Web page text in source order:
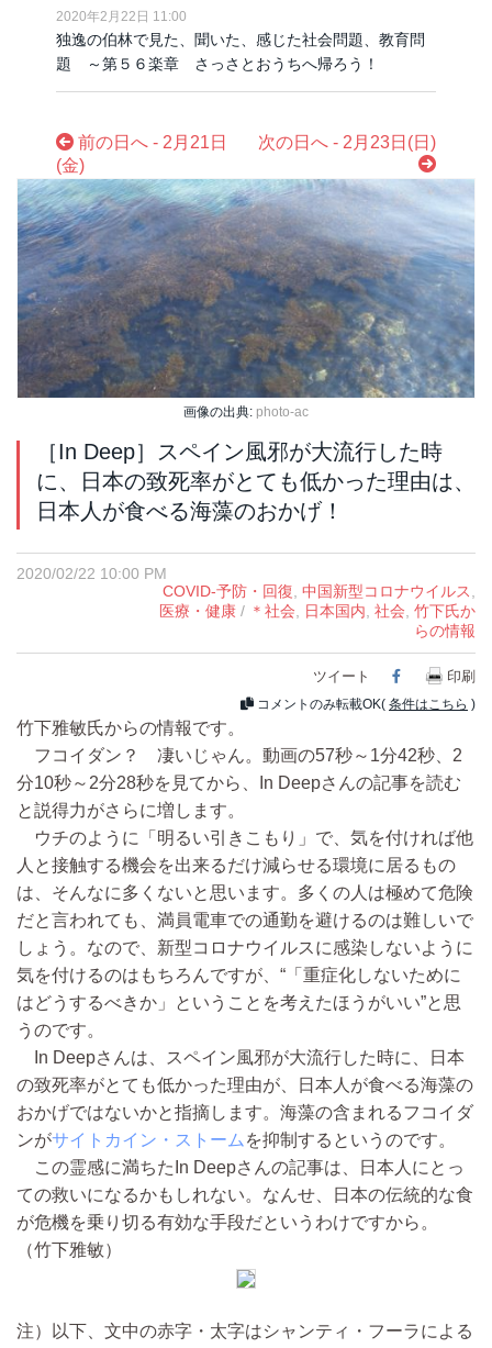
2020年2月22日 11:00
独逸の伯林で見た、聞いた、感じた社会問題、教育問
題 ～第５６楽章 さっさとおうちへ帰ろう！
前の日へ - 2月21日
(金)
次の日へ - 2月23日(日)
画像の出典: photo-ac
［In Deep］スペイン風邪が大流行した時
に、日本の致死率がとても低かった理由は、
日本人が食べる海藻のおかげ！
2020/02/22 10:00 PM
COVID-予防・回復, 中国新型コロナウイルス,
医療・健康 / ＊社会, 日本国内, 社会, 竹下氏か
らの情報
ツイート Facebook
印刷
コメントのみ転載OK( 条件はこちら )
竹下雅敏氏からの情報です。
フコイダン？ 凄いじゃん。動画の57秒～1分42秒、2
分10秒～2分28秒を見てから、In Deepさんの記事を読む
と説得力がさらに増します。
ウチのように「明るい引きこもり」で、気を付ければ他
人と接触する機会を出来るだけ減らせる環境に居るもの
は、そんなに多くないと思います。多くの人は極めて危険
だと言われても、満員電車での通勤を避けるのは難しいで
しょう。なので、新型コロナウイルスに感染しないように
気を付けるのはもちろんですが、“「重症化しないために
はどうするべきか」ということを考えたほうがいい”と思
うのです。
In Deepさんは、スペイン風邪が大流行した時に、日本
の致死率がとても低かった理由が、日本人が食べる海藻の
おかげではないかと指摘します。海藻の含まれるフコイダ
ンがサイトカイン・ストーム を抑制するというのです。
この霊感に満ちたIn Deepさんの記事は、日本人にとっ
ての救いになるかもしれない。なんせ、日本の伝統的な食
が危機を乗り切る有効な手段だというわけですから。
（竹下雅敏）
注）以下、文中の赤字・太字はシャンティ・フーラによる